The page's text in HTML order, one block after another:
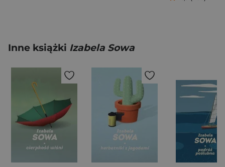
Inne książki Izabela Sowa